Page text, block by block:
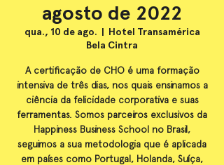
agosto de 2022
qua., 10 de ago.
  |
Hotel Transamérica
Bela Cintra
A certificação de CHO é uma formação
intensiva de três dias, nos quais ensinamos a
ciência da felicidade corporativa e suas
ferramentas. Somos parceiros exclusivos da
Happiness Business School no Brasil,
seguimos a sua metodologia que é aplicada
em países como Portugal, Holanda, Suíça,